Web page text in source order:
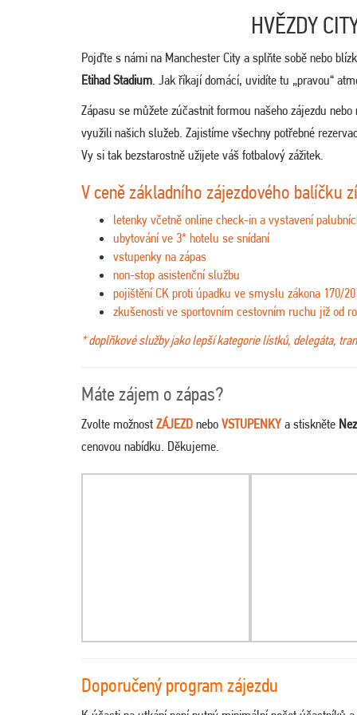
HVĚZDY
Pojďte s námi na Manchester City a splňte sobě nebo
Etihad Stadium. Jak říkají domácí, uvidíte tu „pravou“
Zápasu se můžete zúčastnit formou našeho zájezdu
využili našich služeb. Zajistíme všechny potřebné
Vy si tak bezstarostně užijete váš fotbalový zážitek.
V ceně základního zájezdového balíčku
letenky včetně online check-in a vystavení
ubytování ve 3* hotelu se snídaní
vstupenky na zápas
non-stop asistenční službu
pojištění CK proti úpadku ve smyslu zákona 170/
zkušenosti ve sportovním cestovním ruchu již od
* doplňkové služby jako lepší kategorie lístků, delegáta,
Máte zájem o zápas?
Zvolte možnost ZÁJEZD nebo VSTUPENKY a stiskněte
cenovou nabídku. Děkujeme.
Doporučený program zájezdu